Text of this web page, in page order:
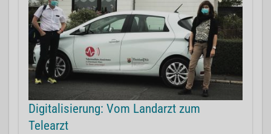
Digitalisierung: Vom Landarzt zum
Telearzt